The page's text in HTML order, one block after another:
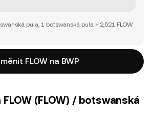
pula, 1 botswanská pula = 2,521 FLOW
FLOW na BWP
(FLOW) / botswanská